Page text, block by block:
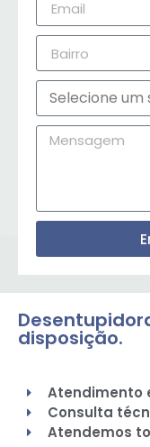
disposição.
Atendimento
Consulta
Atendemos